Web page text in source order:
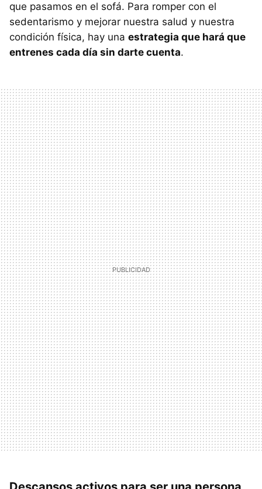
que pasamos en el sofá. Para romper con el
sedentarismo y mejorar nuestra salud y nuestra
condición física, hay una estrategia que hará que
entrenes cada día sin darte cuenta.